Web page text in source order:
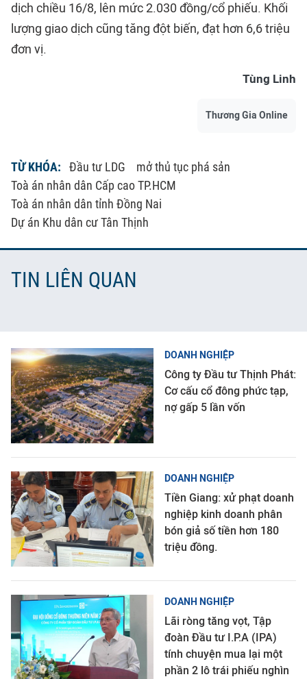
dịch chiều 16/8, lên mức 2.030 đồng/cổ phiếu. Khối
lượng giao dịch cũng tăng đột biến, đạt hơn 6,6 triệu
đơn vị.
Tùng Linh
Thương Gia Online
TỪ KHÓA: Đầu tư LDG
mở thủ tục phá sản
Toà án nhân dân Cấp cao TP.HCM
Toà án nhân dân tỉnh Đồng Nai
Dự án Khu dân cư Tân Thịnh
TIN LIÊN QUAN
DOANH NGHIỆP
Công ty Đầu tư Thịnh Phát:
Cơ cấu cổ đông phức tạp,
nợ gấp 5 lần vốn
DOANH NGHIỆP
Tiền Giang: xử phạt doanh
nghiệp kinh doanh phân
bón giả số tiền hơn 180
triệu đồng.
DOANH NGHIỆP
Lãi ròng tăng vọt, Tập
đoàn Đầu tư I.P.A (IPA)
tính chuyện mua lại một
phần 2 lô trái phiếu nghìn